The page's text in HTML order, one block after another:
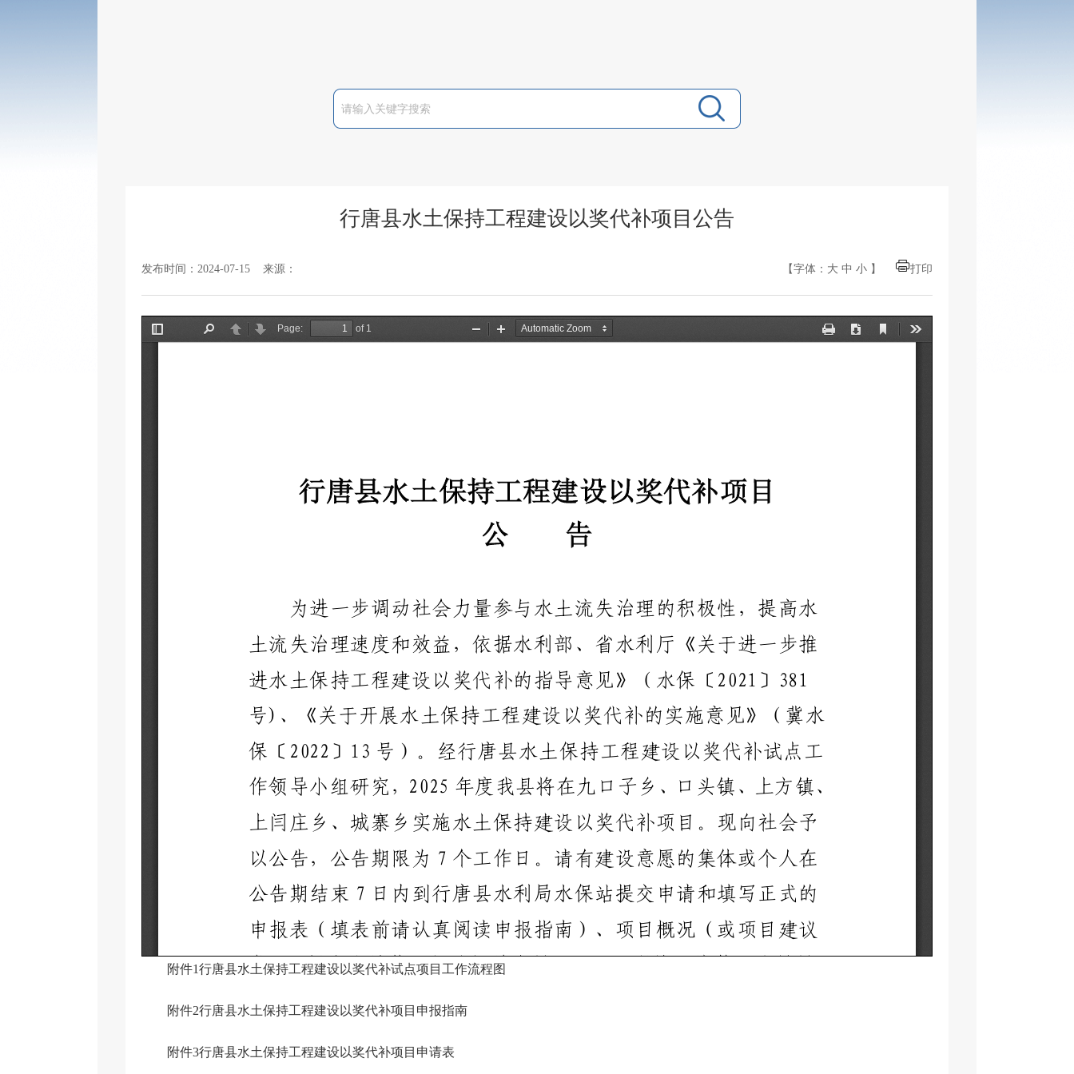
行唐县水土保持工程建设以奖代补项目公告
发布时间：2024-07-15 来源： 【字体： 大 中 小 】 打印
附件1行唐县水土保持工程建设以奖代补试点项目工作流程图
附件2行唐县水土保持工程建设以奖代补项目申报指南
附件3行唐县水土保持工程建设以奖代补项目申请表